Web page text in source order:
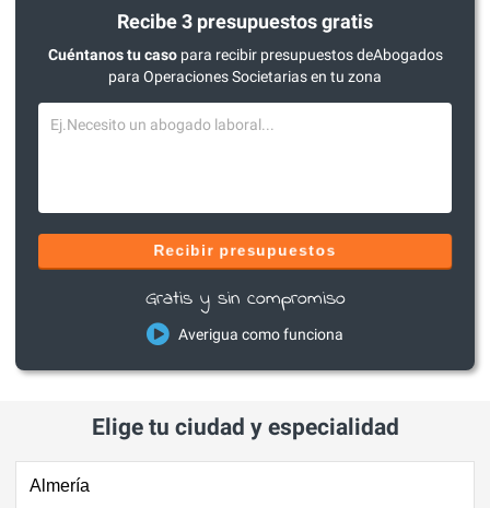
Recibe 3 presupuestos gratis
Cuéntanos tu casopara recibir presupuestos deAbogados
para Operaciones Societarias en tu zona
Recibir presupuestos
Gratis y sin compromiso
Averigua como funciona
Elige tu ciudad y especialidad